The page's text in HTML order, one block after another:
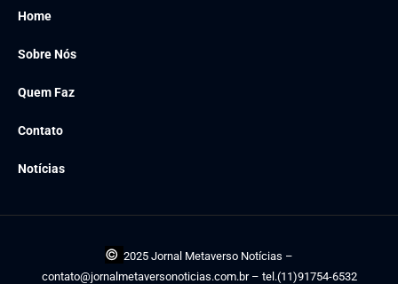
Home
Sobre Nós
Quem Faz
Contato
Notícias
© 2025 Jornal Metaverso Notícias –
contato@jornalmetaversonoticias.com.br– tel.(11)91754-6532